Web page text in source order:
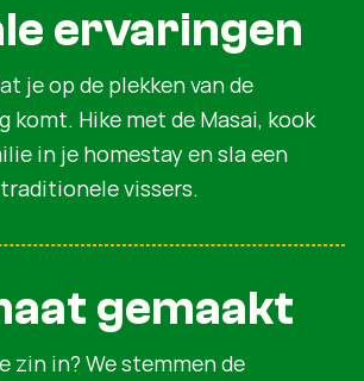
ervaringen
je op de plekken van de
komt. Hike met de Masai, kook
in je homestay en sla een
vissers.
gemaakt
zin in? We stemmen de